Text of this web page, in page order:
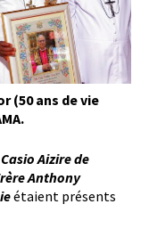
(50 ans de vie
Aizire de
Anthony
étaient présents